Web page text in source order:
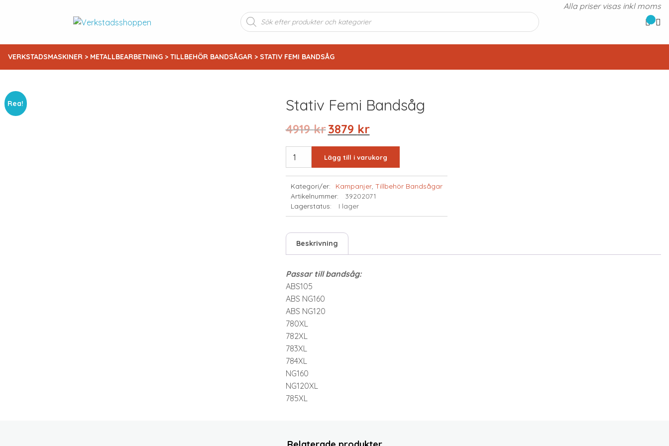
Alla priser visas inkl moms
Produktsökning
VERKSTADSMASKINER > METALLBEARBETNING > TILLBEHÖR BANDSÅGAR > STATIV FEMI BANDSÅG
Rea! Stativ Femi Bandsåg
4919kr Det
ursprungliga
var:
4919 kr.
3879 krDet
nuvarande
är:
3879 kr.
BANDSÅG
mängd
Lägg till i varukorg
Kategori/er: Kampanjer, Tillbehör Bandsågar
Artikelnummer:
39202071
Lagerstatus:
I lager
Beskrivning
Passar till bandsåg:
ABS105
ABS NG160
ABS NG120
780XL
782XL
783XL
784XL
NG160
NG120XL
785XL